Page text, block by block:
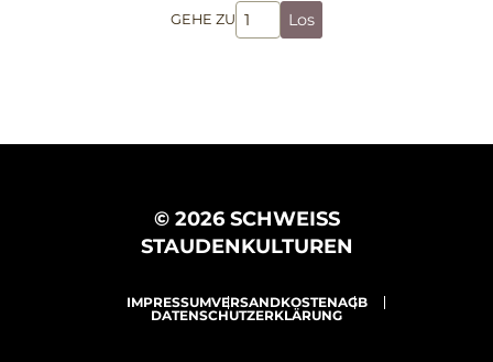
GEHE ZU Los
© 2026 SCHWEISS
STAUDENKULTUREN
IMPRESSUMVERSANDKOSTENAGB
DATENSCHUTZERKLÄRUNG